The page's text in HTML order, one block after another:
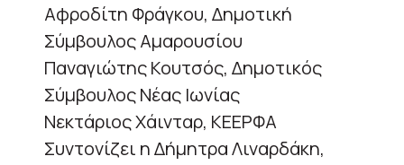
Αφροδίτη Φράγκου, Δημοτική
Σύμβουλος Αμαρουσίου
Παναγιώτης Κουτσός, Δημοτικός
Σύμβουλος Νέας Ιωνίας
Νεκτάριος Χάινταρ, ΚΕΕΡΦΑ
Συντονίζει η Δήμητρα Λιναρδάκη,